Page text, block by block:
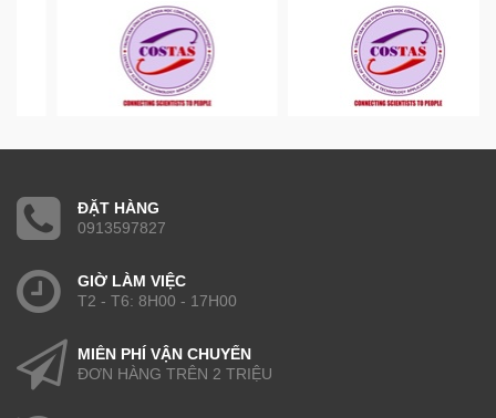
ĐẶT HÀNG
0913597827
GIỜ LÀM VIỆC
T2 - T6: 8H00 - 17H00
MIỄN PHÍ VẬN CHUYỂN
ĐƠN HÀNG TRÊN 2 TRIỆU